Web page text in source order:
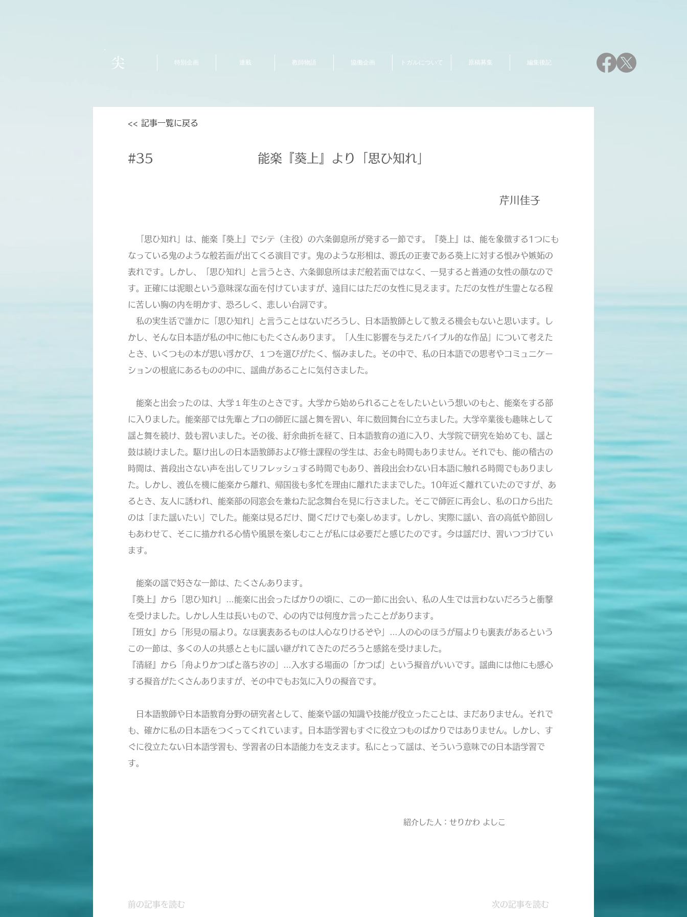
尖 特別企画 連載 教師物語 協働企画 トガルについて 原稿募集 編集後記
<< 記事一覧に戻る
#35 能楽『葵上』より「思ひ知れ」
芹川佳子
「思ひ知れ」は、能楽『葵上』でシテ（主役）の六条御息所が発する一節です。『葵上』は、能を象徴する1つにも
なっている鬼のような般若面が出てくる演目です。鬼のような形相は、源氏の正妻である葵上に対する恨みや嫉妬の
表れです。しかし、「思ひ知れ」と言うとき、六条御息所はまだ般若面ではなく、一見すると普通の女性の顔なので
す。正確には泥眼という意味深な面を付けていますが、遠目にはただの女性に見えます。ただの女性が生霊となる程
に苦しい胸の内を明かす、恐ろしく、悲しい台詞です。
私の実生活で誰かに「思ひ知れ」と言うことはないだろうし、日本語教師として教える機会もないと思います。し
かし、そんな日本語が私の中に他にもたくさんあります。「人生に影響を与えたバイブル的な作品」について考えた
とき、いくつもの本が思い浮かび、１つを選びがたく、悩みました。その中で、私の日本語での思考やコミュニケー
ションの根底にあるものの中に、謡曲があることに気付きました。
能楽と出会ったのは、大学１年生のときです。大学から始められることをしたいという想いのもと、能楽をする部
に入りました。能楽部では先輩とプロの師匠に謡と舞を習い、年に数回舞台に立ちました。大学卒業後も趣味として
謡と舞を続け、鼓も習いました。その後、紆余曲折を経て、日本語教育の道に入り、大学院で研究を始めても、謡と
鼓は続けました。駆け出しの日本語教師および修士課程の学生は、お金も時間もありません。それでも、能の稽古の
時間は、普段出さない声を出してリフレッシュする時間でもあり、普段出会わない日本語に触れる時間でもありまし
た。しかし、渡仏を機に能楽から離れ、帰国後も多忙を理由に離れたままでした。10年近く離れていたのですが、あ
るとき、友人に誘われ、能楽部の同窓会を兼ねた記念舞台を見に行きました。そこで師匠に再会し、私の口から出た
のは「また謡いたい」でした。能楽は見るだけ、聞くだけでも楽しめます。しかし、実際に謡い、音の高低や節回し
もあわせて、そこに描かれる心情や風景を楽しむことが私には必要だと感じたのです。今は謡だけ、習いつづけてい
ます。
能楽の謡で好きな一節は、たくさんあります。
『葵上』から「思ひ知れ」…能楽に出会ったばかりの頃に、この一節に出会い、私の人生では言わないだろうと衝撃
を受けました。しかし人生は長いもので、心の内では何度か言ったことがあります。
『班女』から「形見の扇より。なほ裏表あるものは人心なりけるぞや」…人の心のほうが扇よりも裏表があるという
この一節は、多くの人の共感とともに謡い継がれてきたのだろうと感銘を受けました。
『清経』から「舟よりかつぱと落ち汐の」…入水する場面の「かつぱ」という擬音がいいです。謡曲には他にも感心
する擬音がたくさんありますが、その中でもお気に入りの擬音です。
日本語教師や日本語教育分野の研究者として、能楽や謡の知識や技能が役立ったことは、まだありません。それで
も、確かに私の日本語をつくってくれています。日本語学習もすぐに役立つものばかりではありません。しかし、す
ぐに役立たない日本語学習も、学習者の日本語能力を支えます。私にとって謡は、そういう意味での日本語学習で
す。
紹介した人：せりかわ よしこ
前の記事を読む 次の記事を読む